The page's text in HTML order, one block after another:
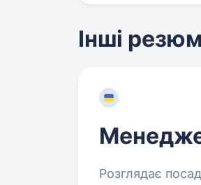
Інші
Розглядає